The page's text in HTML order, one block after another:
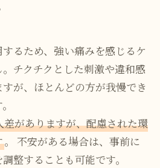
るため、強い痛みを感じるケ
チクチクとした刺激や違和感
が、ほとんどの方が我慢でき
がありますが、配慮された環
。 不安がある場合は、事前に
整することも可能です。